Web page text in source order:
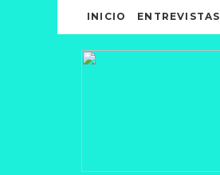
INICIO ENTREVISTAS